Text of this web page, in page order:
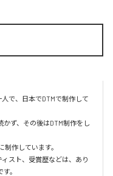
で、日本でDTMで制作して
ず、その後はDTM制作をし
作しています。
スト、受賞歴などは、あり
。